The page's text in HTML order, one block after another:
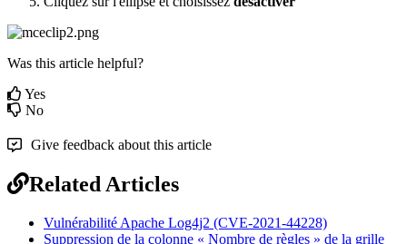
Was this article helpful?
Yes
No
Give feedback about this article
Related Articles
Vulnérabilité Apache Log4j2 (CVE-2021-44228)
Suppression de la colonne « Nombre de règles » de la grille